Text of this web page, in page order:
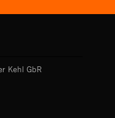
Kehl GbR